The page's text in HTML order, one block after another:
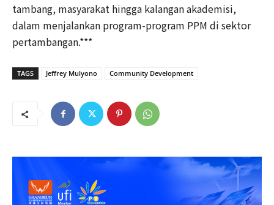
tambang, masyarakat hingga kalangan akademisi,
dalam menjalankan program-program PPM di sektor
pertambangan.***
TAGS Jeffrey Mulyono Community Development